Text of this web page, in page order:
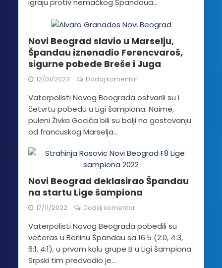
igraju protiv nemačkog Špandaua...
Novi Beograd slavio u Marselju,
Špandau iznenadio Ferencvaroš,
sigurne pobede Breše i Juga
12/01/2023 Dodaj komentar
Vaterpolisti Novog Beograda ostvarili su i
četvrtu pobedu u Ligi šampiona. Naime,
puleni Živka Gocića bili su bolji na gostovanju
od francuskog Marselja...
Novi Beograd deklasirao Špandau
na startu Lige šampiona
17/11/2022 Dodaj komentar
Vaterpolisti Novog Beograda pobedili su
večeras u Berlinu Špandau sa 16:5 (2:0, 4:3,
6:1, 4:1), u prvom kolu grupe B u Ligi šampiona.
Srpski tim predvodio je...